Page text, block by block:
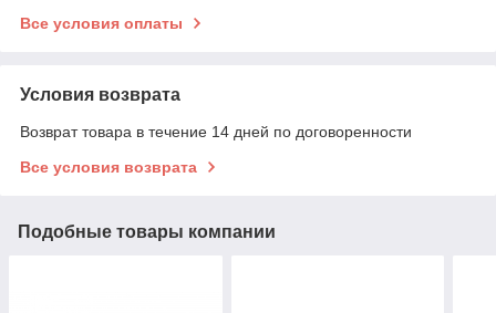
Все условия оплаты
Условия возврата
Возврат товара в течение 14 дней по договоренности
Все условия возврата
Подобные товары компании